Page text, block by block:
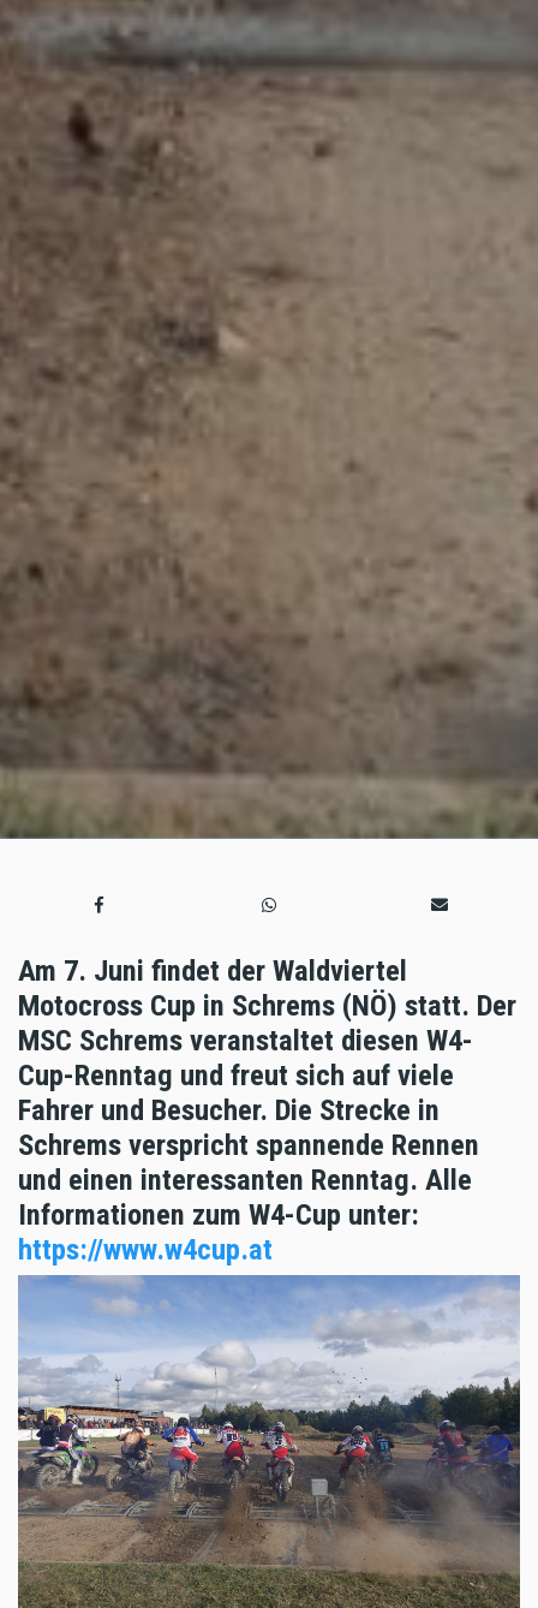
Am 7. Juni findet der Waldviertel
Motocross Cup in Schrems (NÖ) statt. Der
MSC Schrems veranstaltet diesen W4-
Cup-Renntag und freut sich auf viele
Fahrer und Besucher. Die Strecke in
Schrems verspricht spannende Rennen
und einen interessanten Renntag. Alle
Informationen zum W4-Cup unter:
https://www.w4cup.at